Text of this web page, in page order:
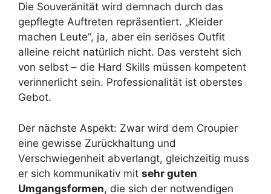
Die Souveränität wird demnach durch das
gepflegte Auftreten repräsentiert. „Kleider
machen Leute“, ja, aber ein seriöses Outfit
alleine reicht natürlich nicht. Das versteht sich
von selbst – die Hard Skills müssen kompetent
verinnerlicht sein. Professionalität ist oberstes
Gebot.
Der nächste Aspekt: Zwar wird dem Croupier
eine gewisse Zurückhaltung und
Verschwiegenheit abverlangt, gleichzeitig muss
er sich kommunikativ mit sehr guten
Umgangsformen, die sich der notwendigen